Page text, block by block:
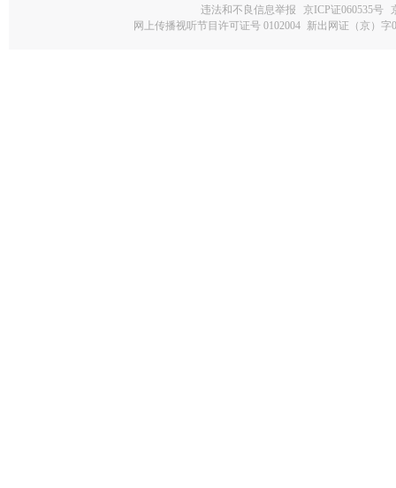
违法和不良信息举报 京ICP证060535号
网上传播视听节目许可证号 0102004 新出网证（京）